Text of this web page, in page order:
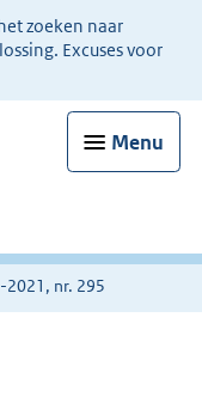
zoeken naar
Excuses voor
Menu
2021, nr. 295